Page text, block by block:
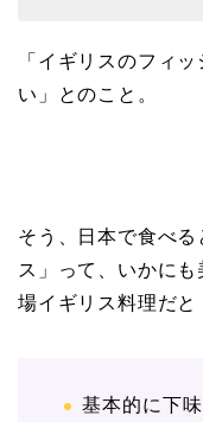
「イギリスのフィ
い」とのこと。
そう、日本で食べ
ス」って、いかに
場イギリス料理だと
基本的に下